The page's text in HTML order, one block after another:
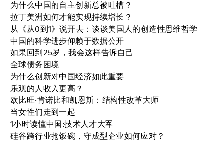
为什么中国的自主创新总被吐槽？
拉丁美洲如何才能实现持续增长？
从《从0到1》说开去：谈谈美国人的创造性思维哲学
中国的科学进步仰赖于数据公开
如果回到25岁，我会这样告诉自己
全球债务困境
为什么创新对中国经济如此重要
乐观的人收入更高？
欧比旺·肯诺比和凯恩斯：结构性改革大师
当女性们走到一起
1小时读懂中国:技术人才大军
硅谷跨行业抢饭碗，守成型企业如何应对？